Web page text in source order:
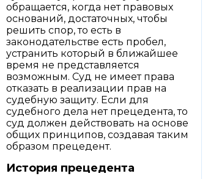
обращается, когда нет правовых
оснований, достаточных, чтобы
решить спор, то есть в
законодательстве есть пробел,
устранить который в ближайшее
время не представляется
возможным. Суд не имеет права
отказать в реализации прав на
судебную защиту. Если для
судебного дела нет прецедента, то
суд должен действовать на основе
общих принципов, создавая таким
образом прецедент.
История прецедента